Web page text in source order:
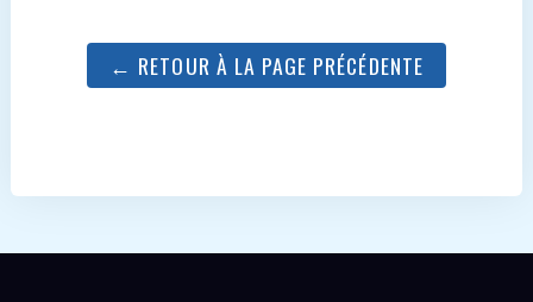
← RETOUR À LA PAGE PRÉCÉDENTE